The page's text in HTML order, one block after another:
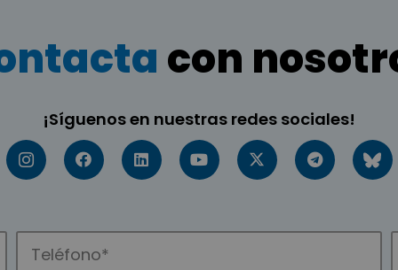
con
¡Síguenos en nuestras redes sociales!